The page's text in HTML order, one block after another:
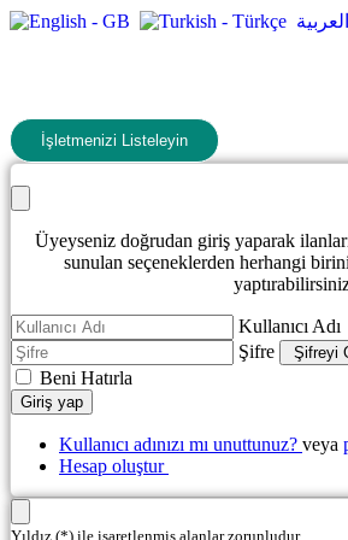
İşletmenizi Listeleyin
Üyeyseniz doğrudan giriş yaparak
sunulan seçeneklerden herhangi
Kullanıcı Adı
Şifre
Şifreyi
Beni Hatırla
Giriş yap
Kullanıcı adınızı mı unuttunuz? veya
Hesap oluştur
Yıldız (*) ile işaretlenmiş alanlar zorunludur.